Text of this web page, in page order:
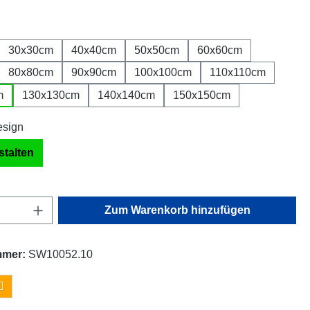
30x30cm 40x40cm 50x50cm
60x60cm
80x80cm 90x90cm 100x100cm
110x110cm
130x130cm 140x140cm 150x150cm
Anzahl: Gib den gewünschten Wert ein
Zum Warenkorb hinzufügen
SW10052.10